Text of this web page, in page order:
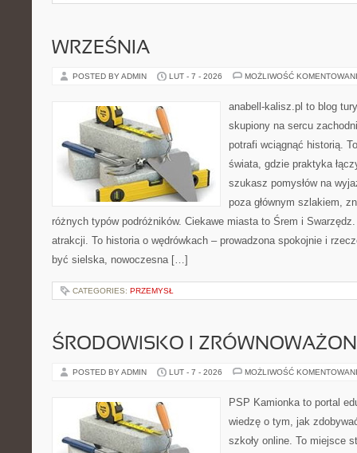
WRZEŚNIA
POSTED BY ADMIN LUT - 7 - 2026 MOŻLIWOŚĆ
anabell-kalisz.pl to blog
skupiony na sercu
potrafi wciągnąć historią.
świata, gdzie praktyka
szukasz pomysłów na
poza głównym szlakiem,
różnych typów podróżników. Ciekawe miasta to Śrem i
atrakcji. To historia o wędrówkach – prowadzona spokojnie i
być sielska, nowoczesna […]
CATEGORIES: PRZEMYSŁ
ŚRODOWISKO I
POSTED BY ADMIN LUT - 7 - 2026 MOŻLIWOŚĆ
PSP Kamionka to portal
wiedzę o tym, jak
szkoły online. To miejsce